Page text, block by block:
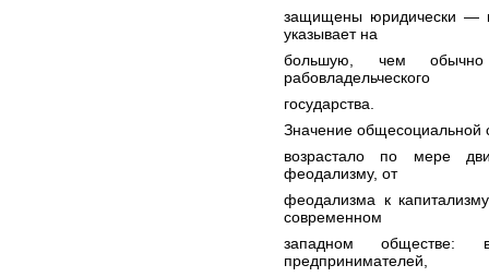
защищены юридически —
указывает на
большую, чем обычно
рабовладельческого
государства.
Значение общесоциальной
возрастало по мере
феодализму, от
феодализма к
современном
западном
предпринимателей,